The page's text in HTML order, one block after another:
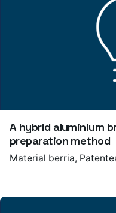
A hybrid aluminium
preparation method
Material berria